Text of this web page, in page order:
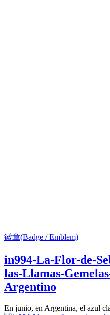
徽章(Badge / Emblem)
in994-La-Flor-de-
las-Llamas-
Argentino
En junio, en Argentina, el azul